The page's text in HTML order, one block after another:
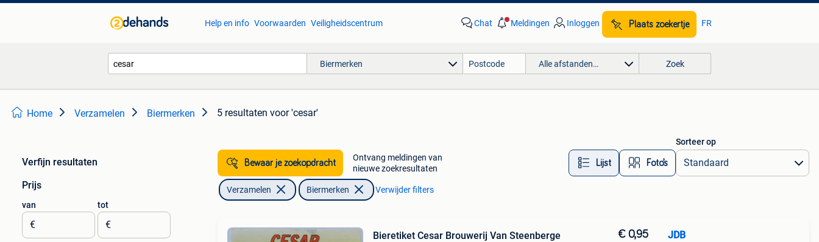
Help en info Voorwaarden Veiligheidscentrum Chat Meldingen Inloggen Plaats zoekertje FR
Biermerken Alle afstanden… Zoek
Home Verzamelen Biermerken 5 resultaten voor 'cesar'
Verfijn resultaten
Prijs
van
€
tot
€
Bewaar je zoekopdracht
Ontvang meldingen van
nieuwe zoekresultaten
Lijst Foto’s
Sorteer op
Verzamelen Biermerken Verwijder filters
Bieretiket Cesar Brouwerij Van Steenberge
€ 0,95 JDB